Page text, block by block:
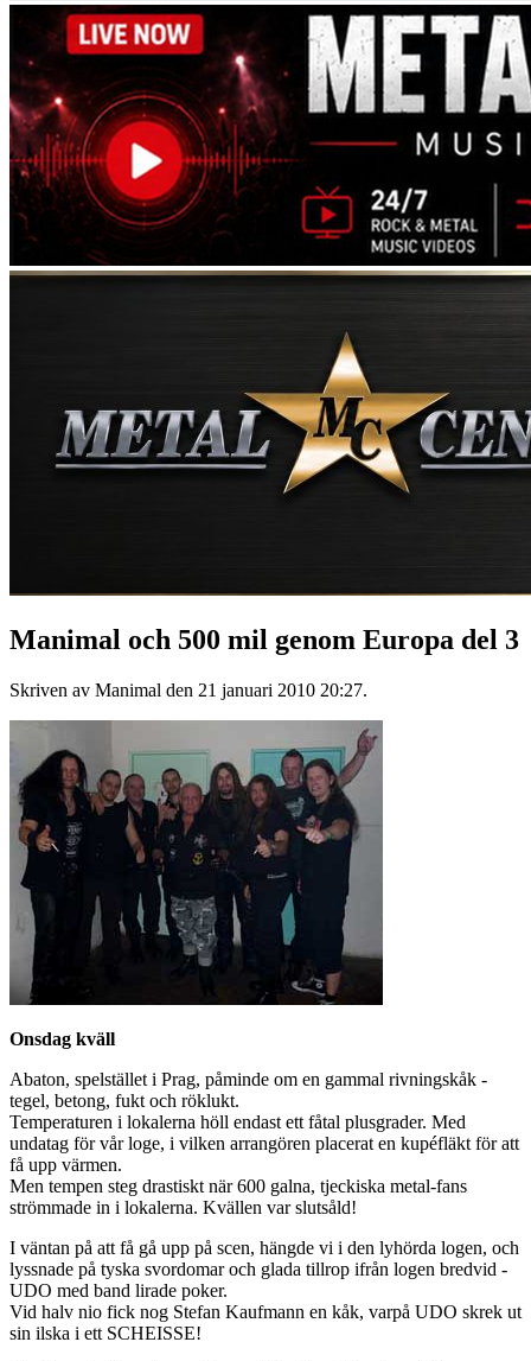
Manimal och 500 mil genom Europa del 3
Skriven av Manimal den 21 januari 2010 20:27.
Onsdag kväll
Abaton, spelstället i Prag, påminde om en gammal rivningskåk -
tegel, betong, fukt och röklukt.
Temperaturen i lokalerna höll endast ett fåtal plusgrader. Med
undatag för vår loge, i vilken arrangören placerat en kupéfläkt för att
få upp värmen.
Men tempen steg drastiskt när 600 galna, tjeckiska metal-fans
strömmade in i lokalerna. Kvällen var slutsåld!
I väntan på att få gå upp på scen, hängde vi i den lyhörda logen, och
lyssnade på tyska svordomar och glada tillrop ifrån logen bredvid -
UDO med band lirade poker.
Vid halv nio fick nog Stefan Kaufmann en kåk, varpå UDO skrek ut
sin ilska i ett SCHEISSE!